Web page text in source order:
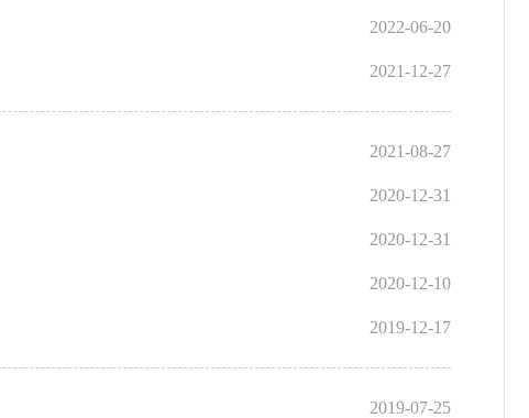
2022-06-20
2021-12-27
2021-08-27
2020-12-31
2020-12-31
2020-12-10
2019-12-17
2019-07-25